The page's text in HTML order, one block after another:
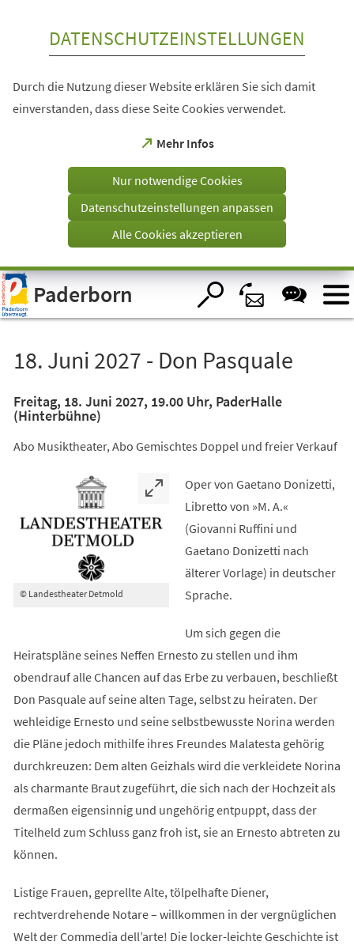
Visuelle
Assistenzsoftware
öffnen.
DATENSCHUTZEINSTELLUNGEN
Durch die Nutzung dieser Website erklären Sie sich damit
einverstanden, dass diese Seite Cookies verwendet.
Mehr Infos
(Öffnet
einem
Tab)
Nur notwendige Cookies
Datenschutzeinstellungen anpassen
Alle Cookies akzeptieren
Paderborn
18. Juni 2027 - Don Pasquale
Freitag, 18. Juni 2027, 19.00 Uhr, PaderHalle
(Hinterbühne)
Abo Musiktheater, Abo Gemischtes Doppel und freier Verkauf
© Landestheater Detmold
Oper von Gaetano Donizetti,
Libretto von »M. A.«
(Giovanni Ruffini und
Gaetano Donizetti nach
älterer Vorlage) in deutscher
Sprache.
Um sich gegen die
Heiratspläne seines Neffen Ernesto zu stellen und ihm
obendrauf alle Chancen auf das Erbe zu verbauen, beschließt
Don Pasquale auf seine alten Tage, selbst zu heiraten. Der
wehleidige Ernesto und seine selbstbewusste Norina werden
die Pläne jedoch mithilfe ihres Freundes Malatesta gehörig
durchkreuzen: Dem alten Geizhals wird die verkleidete Norina
als charmante Braut zugeführt, die sich nach der Hochzeit als
dermaßen eigensinnig und ungehörig entpuppt, dass der
Titelheld zum Schluss ganz froh ist, sie an Ernesto abtreten zu
können.
Listige Frauen, geprellte Alte, tölpelhafte Diener,
rechtverdrehende Notare – willkommen in der vergnüglichen
Welt der Commedia dell’arte! Die locker-leichte Geschichte ist